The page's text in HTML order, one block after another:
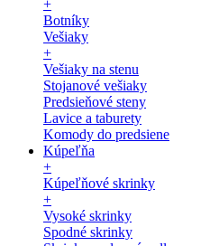
+
Botníky
Vešiaky
+
Vešiaky na stenu
Stojanové vešiaky
Predsieňové steny
Lavice a taburety
Komody do predsiene
Kúpeľňa
+
Kúpeľňové skrinky
+
Vysoké skrinky
Spodné skrinky